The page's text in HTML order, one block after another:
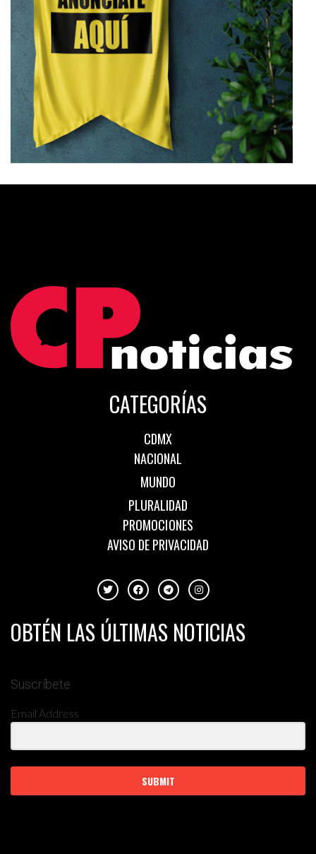
CATEGORÍAS
CDMX
NACIONAL
MUNDO
PLURALIDAD
PROMOCIONES
AVISO DE PRIVACIDAD
OBTÉN LAS ÚLTIMAS NOTICIAS
Suscríbete
Email Address
SUBMIT